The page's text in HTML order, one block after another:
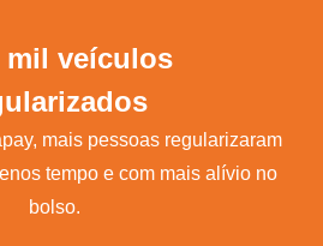
mil veículos
mais pessoas regularizaram
tempo e com mais alívio no
bolso.